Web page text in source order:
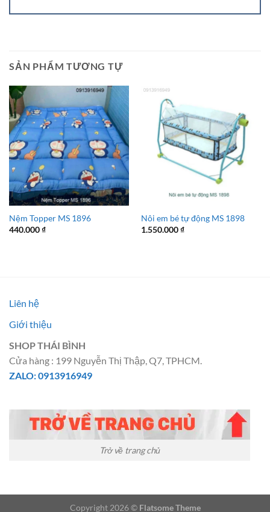
SẢN PHẨM TƯƠNG TỰ
Nệm Topper MS 1896
440.000₫
Nôi em bé tự động MS 1898
1.550.000₫
Liên hệ
Giới thiệu
SHOP THÁI BÌNH
Cửa hàng : 199 Nguyễn Thị Thập, Q7, TPHCM.
ZALO: 0913916949
Trở về trang chủ
Copyright 2026 © Flatsome Theme